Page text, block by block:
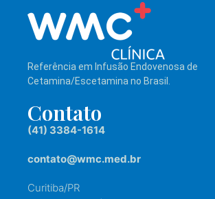
Referência em Infusão Endovenosa de
Cetamina/Escetamina no Brasil.
Contato
(41) 3384-1614
contato@wmc.med.br
Curitiba/PR